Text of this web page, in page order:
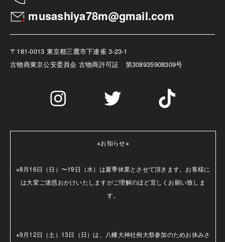
musashiya78m@gmail.com
〒181-0013 東京都三鷹市下連雀 3-23-1
古物商東京公安委員会 古物商許可証 第308935908309号
※お知らせ※
※8月16日（日）〜19日（水）は夏季休業とさせて頂きます。お客様に
は大変ご迷惑おかけいたしますがご理解のほど宜しくお願い致しま
す。
※9月12日（土）13日（日）は、八幡大神社例大祭参加のためお休みさ